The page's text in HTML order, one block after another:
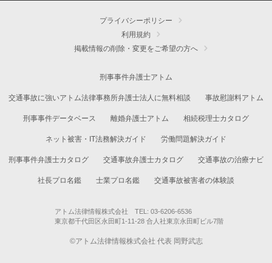
プライバシーポリシー
利用規約
掲載情報の削除・変更をご希望の方へ
刑事事件弁護士アトム
交通事故に強いアトム法律事務所弁護士法人に無料相談 事故慰謝料アトム
刑事事件データベース 離婚弁護士アトム 相続税理士カタログ
ネット被害・IT法務解決ガイド 労働問題解決ガイド
刑事事件弁護士カタログ 交通事故弁護士カタログ 交通事故の治療ナビ
社長プロ名鑑 士業プロ名鑑 交通事故被害者の体験談
アトム法律情報株式会社 TEL: 03-6206-6536
東京都千代田区永田町1-11-28 合人社東京永田町ビル7階
©アトム法律情報株式会社 代表 岡野武志